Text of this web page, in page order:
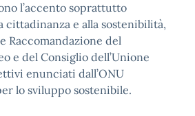
l’accento soprattutto
cittadinanza e alla sostenibilità,
Raccomandazione del
e del Consiglio dell’Unione
enunciati dall’ONU
lo sviluppo sostenibile.